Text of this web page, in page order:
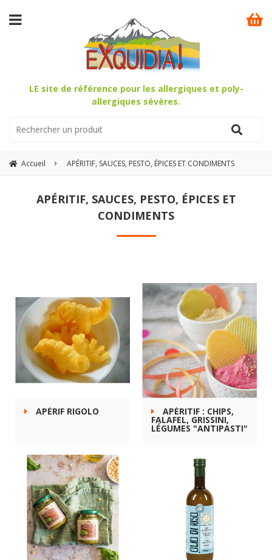
LE site de référence pour les allergiques et poly-
allergiques sévères.
Accueil APÉRITIF, SAUCES, PESTO, ÉPICES ET CONDIMENTS
APÉRITIF, SAUCES, PESTO, ÉPICES ET
CONDIMENTS
APÉRIF RIGOLO APÉRITIF : CHIPS,
FALAFEL, GRISSINI,
LÉGUMES "ANTIPASTI"